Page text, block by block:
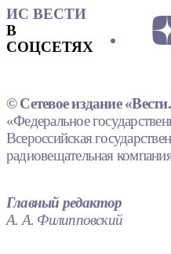
ИС ВЕСТИ
В
СОЦСЕТЯХ
© Сетевое издание
«Федеральное
Всероссийская
радиовещательная
Главный редактор
А. А. Филипповский